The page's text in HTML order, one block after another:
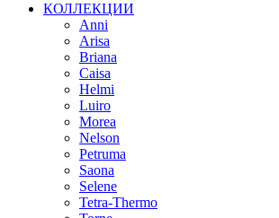
КОЛЛЕКЦИИ
Anni
Arisa
Briana
Caisa
Helmi
Luiro
Morea
Nelson
Petruma
Saona
Selene
Tetra-Thermo